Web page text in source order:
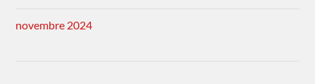
novembre 2024